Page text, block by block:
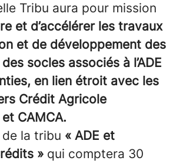
Tribu aura pour mission
et d’accélérer les travaux
et de développement des
socles associés à l’ADE
en lien étroit avec les
Crédit Agricole
CAMCA.
de la tribu « ADE et
» qui comptera 30